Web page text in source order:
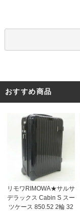
おすすめ商品
リモワRIMOWA★サルサ
デラックス Cabin S スー
ツケース 850.52 2輪 32